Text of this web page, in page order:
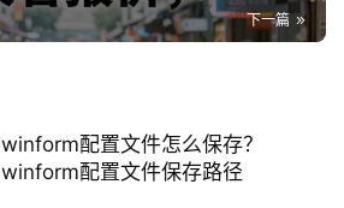
下一篇
winform配置文件怎么保存？
winform配置文件保存路径